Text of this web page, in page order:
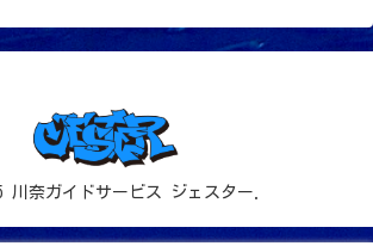
川奈ガイドサービス ジェスター.